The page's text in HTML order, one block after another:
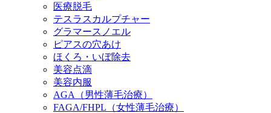
医療脱毛
テスラスカルプチャー
グラマースノエル
ピアスの穴あけ
ほくろ・いぼ除去
美容点滴
美容内服
AGA（男性薄毛治療）
FAGA/FHPL（女性薄毛治療）